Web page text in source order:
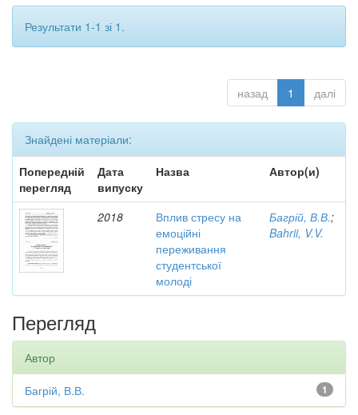
Результати 1-1 зі 1.
назад 1 далі
Знайдені матеріали:
Попередній
перегляд
Дата
випуску
Назва Автор(и)
2018
Вплив стресу на
емоційні
переживання
студентської
молоді
Багрій, В.В.;
Bahrii, V.V.
Перегляд
Автор
1
Багрій, В.В.